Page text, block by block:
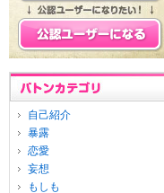
自己紹介
暴露
恋愛
妄想
もしも